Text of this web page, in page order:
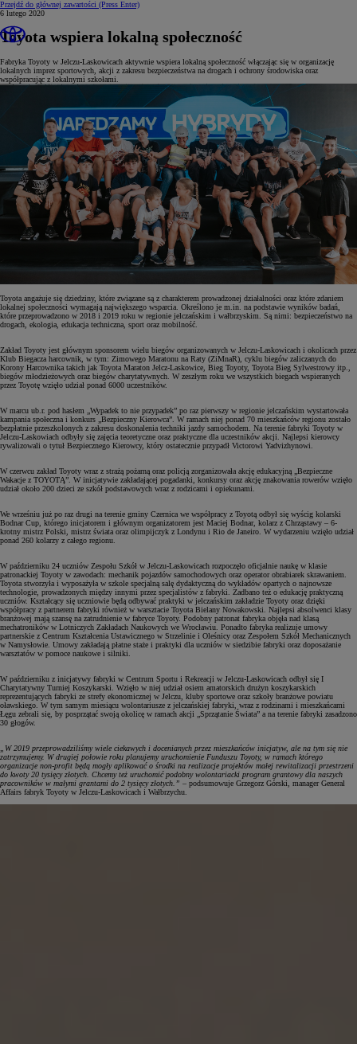
Przejdź do głównej zawartości (Press Enter)
6 lutego 2020
Toyota wspiera lokalną społeczność
Fabryka Toyoty w Jelczu-Laskowicach aktywnie wspiera lokalną społeczność włączając się w organizację
lokalnych imprez sportowych, akcji z zakresu bezpieczeństwa na drogach i ochrony środowiska oraz
współpracując z lokalnymi szkołami.
Toyota angażuje się dziedziny, które związane są z charakterem prowadzonej działalności oraz które zdaniem
lokalnej społeczności wymagają największego wsparcia. Określono je m.in. na podstawie wyników badań,
które przeprowadzono w 2018 i 2019 roku w regionie jelczańskim i wałbrzyskim. Są nimi: bezpieczeństwo na
drogach, ekologia, edukacja techniczna, sport oraz mobilność.
Zakład Toyoty jest głównym sponsorem wielu biegów organizowanych w Jelczu-Laskowicach i okolicach przez
Klub Biegacza harcownik, w tym: Zimowego Maratonu na Raty (ZiMnaR), cyklu biegów zaliczanych do
Korony Harcownika takich jak Toyota Maraton Jelcz-Laskowice, Bieg Toyoty, Toyota Bieg Sylwestrowy itp.,
biegów młodzieżowych oraz biegów charytatywnych. W zeszłym roku we wszystkich biegach wspieranych
przez Toyotę wzięło udział ponad 6000 uczestników.
W marcu ub.r. pod hasłem „Wypadek to nie przypadek” po raz pierwszy w regionie jelczańskim wystartowała
kampania społeczna i konkurs „Bezpieczny Kierowca”. W ramach niej ponad 70 mieszkańców regionu zostało
bezpłatnie przeszkolonych z zakresu doskonalenia techniki jazdy samochodem. Na terenie fabryki Toyoty w
Jelczu-Laskowiach odbyły się zajęcia teoretyczne oraz praktyczne dla uczestników akcji. Najlepsi kierowcy
rywalizowali o tytuł Bezpiecznego Kierowcy, który ostatecznie przypadł Victorowi Yadvizhynowi.
W czerwcu zakład Toyoty wraz z strażą pożarną oraz policją zorganizowała akcję edukacyjną „Bezpieczne
Wakacje z TOYOTĄ”. W inicjatywie zakładającej pogadanki, konkursy oraz akcję znakowania rowerów wzięło
udział około 200 dzieci ze szkół podstawowych wraz z rodzicami i opiekunami.
We wrześniu już po raz drugi na terenie gminy Czernica we współpracy z Toyotą odbył się wyścig kolarski
Bodnar Cup, którego inicjatorem i głównym organizatorem jest Maciej Bodnar, kolarz z Chrząstawy – 6-
krotny mistrz Polski, mistrz świata oraz olimpijczyk z Londynu i Rio de Janeiro. W wydarzeniu wzięło udział
ponad 260 kolarzy z całego regionu.
W październiku 24 uczniów Zespołu Szkół w Jelczu-Laskowicach rozpoczęło oficjalnie naukę w klasie
patronackiej Toyoty w zawodach: mechanik pojazdów samochodowych oraz operator obrabiarek skrawaniem.
Toyota stworzyła i wyposażyła w szkole specjalną salę dydaktyczną do wykładów opartych o najnowsze
technologie, prowadzonych między innymi przez specjalistów z fabryki. Zadbano też o edukację praktyczną
uczniów. Kształcący się uczniowie będą odbywać praktyki w jelczańskim zakładzie Toyoty oraz dzięki
współpracy z partnerem fabryki również w warsztacie Toyota Bielany Nowakowski. Najlepsi absolwenci klasy
branżowej mają szansę na zatrudnienie w fabryce Toyoty. Podobny patronat fabryka objęła nad klasą
mechatroników w Lotniczych Zakładach Naukowych we Wrocławiu. Ponadto fabryka realizuje umowy
partnerskie z Centrum Kształcenia Ustawicznego w Strzelinie i Oleśnicy oraz Zespołem Szkół Mechanicznych
w Namysłowie. Umowy zakładają płatne staże i praktyki dla uczniów w siedzibie fabryki oraz doposażanie
warsztatów w pomoce naukowe i silniki.
W październiku z inicjatywy fabryki w Centrum Sportu i Rekreacji w Jelczu-Laskowicach odbył się I
Charytatywny Turniej Koszykarski. Wzięło w niej udział osiem amatorskich drużyn koszykarskich
reprezentujących fabryki ze strefy ekonomicznej w Jelczu, kluby sportowe oraz szkoły branżowe powiatu
oławskiego. W tym samym miesiącu wolontariusze z jelczańskiej fabryki, wraz z rodzinami i mieszkańcami
Łęgu zebrali się, by posprzątać swoją okolicę w ramach akcji „Sprzątanie Świata” a na terenie fabryki zasadzono
30 głogów.
„W 2019 przeprowadziliśmy wiele ciekawych i docenianych przez mieszkańców inicjatyw, ale na tym się nie
zatrzymujemy. W drugiej połowie roku planujemy uruchomienie Funduszu Toyoty, w ramach którego
organizacje non-profit będą mogły aplikować o środki na realizacje projektów małej rewitalizacji przestrzeni
do kwoty 20 tysięcy złotych. Chcemy też uruchomić podobny wolontariacki program grantowy dla naszych
pracowników w małymi grantami do 2 tysięcy złotych.” – podsumowuje Grzegorz Górski, manager General
Affairs fabryk Toyoty w Jelczu-Laskowicach i Wałbrzychu.